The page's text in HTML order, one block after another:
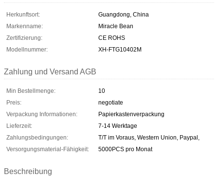
Herkunftsort:
Guangdong, China
Markenname:
Miracle Bean
Zertifizierung:
CE ROHS
Modellnummer:
XH-FTG10402M
Zahlung und Versand AGB
Min Bestellmenge:
10
Preis:
negotiate
Verpackung Informationen:
Papierkastenverpackung
Lieferzeit:
7-14 Werktage
Zahlungsbedingungen:
T/T im Voraus, Western Union, Paypal,
Versorgungsmaterial-Fähigkeit:
5000PCS pro Monat
Beschreibung